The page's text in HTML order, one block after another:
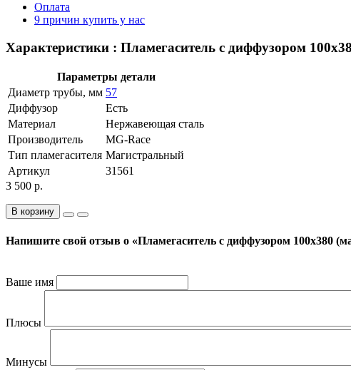
Оплата
9 причин купить у нас
Характеристики : Пламегаситель с диффузором
Параметры детали
Диаметр трубы, мм 57
Диффузор
Есть
Материал
Нержавеющая сталь
Производитель
MG-Race
Тип пламегасителя Магистральный
Артикул
31561
3 500 р.
В корзину
Напишите свой отзыв о «Пламегаситель с диффузором 100x380
Ваше имя
Плюсы
Минусы